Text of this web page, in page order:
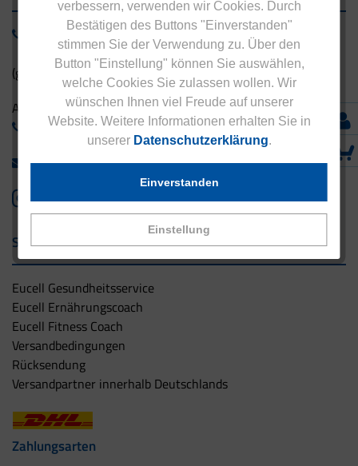
verbessern, verwenden wir Cookies. Durch
Bestätigen des Buttons "Einverstanden"
stimmen Sie der Verwendung zu. Über den
Button "Einstellung" können Sie auswählen,
welche Cookies Sie zulassen wollen. Wir
wünschen Ihnen viel Freude auf unserer
Website. Weitere Informationen erhalten Sie in
unserer Datenschutzerklärung.
Einstellung
Einverstanden
0800 - 1 38 23 55
(gebührenfrei aus Deutschland)
Ausland:
+49 - 5042 940 660
info@eucell.de
Service & Versand
Eucell Gesundheitsservice
Eucell Ernährungscoach
Eucell Fitness Coach
Versandbedingungen
Rücksendung
Versandpartner innerhalb Deutschlands
Zahlungsarten